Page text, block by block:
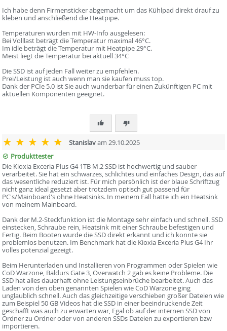
Ich habe denn Firmensticker abgemacht um das Kühlpad direkt drauf zu
kleben und anschließend die Heatpipe.
Temperaturen wurden mit HW-Info ausgelesen:
Bei Volllast beträgt die Temperatur maximal 46°C.
Im idle beträgt die Temperatur mit Heatpipe 29°C.
Meist liegt die Temperatur bei aktuell 34°C
Die SSD ist auf jeden Fall weiter zu empfehlen.
Prei/Leistung ist auch wenn man sie kaufen muss top.
Dank der PCIe 5.0 ist Sie auch wunderbar für einen Zukünftigen PC mit
aktuellen Komponenten geeignet.
Stanislavam 29.10.2025
Produkttester
Die Kioxia Exceria Plus G4 1TB M.2 SSD ist hochwertig und sauber
verarbeitet. Sie hat ein schwarzes, schlichtes und einfaches Design, das auf
das wesentliche reduziert ist. Für mich persönlich ist der blaue Schriftzug
nicht ganz ideal gesetzt aber trotzdem optisch gut passend für
PC's/Mainboard's ohne Heatsinks. In meinem Fall hatte ich ein Heatsink
von meinem Mainboard.
Dank der M.2-Steckfunktion ist die Montage sehr einfach und schnell. SSD
einstecken, Schraube rein, Heatsink mit einer Schraube befestigen und
Fertig. Beim Booten wurde die SSD direkt erkannt und ich konnte sie
problemlos benutzen. Im Benchmark hat die Kioxia Exceria Plus G4 Ihr
volles potenzial gezeigt.
Beim Herunterladen und Installieren von Programmen oder Spielen wie
CoD Warzone, Baldurs Gate 3, Overwatch 2 gab es keine Probleme. Die
SSD hat alles dauerhaft ohne Leistungseinbrüche bearbeitet. Auch das
Laden von den oben genannten Spielen wie CoD Warzone ging
unglaublich schnell. Auch das gleichzeitige verschieben großer Dateien wie
zum Beispiel 50 GB Videos hat die SSD in einer beeindruckende Zeit
geschafft was auch zu erwarten war, Egal ob auf der internen SSD von
Ordner zu Ordner oder von anderen SSDs Dateien zu exportieren bzw
importieren.